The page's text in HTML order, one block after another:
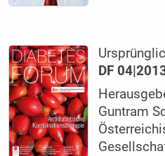
DF
Guntram